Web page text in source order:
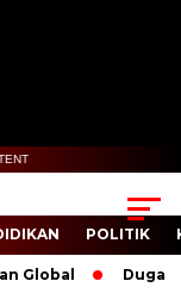
POLITIK
Global